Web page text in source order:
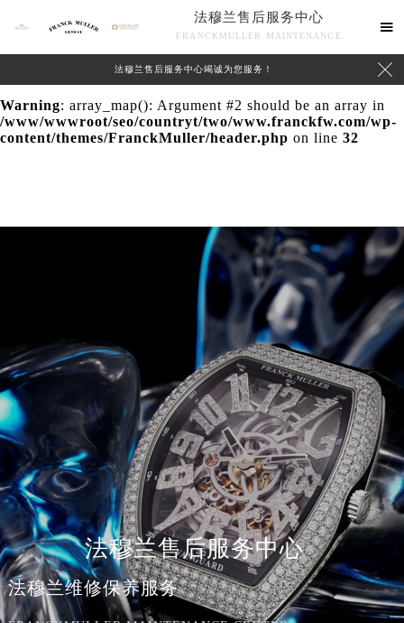
Warning: extract() expects parameter 1 to be array, null
/www/wwwroot/seo/countryt/two/www.franckfw.com/wp-
content/themes/FranckMuller/header.php
Warning: array_map(): Argument #2 should be an array in
/www/wwwroot/seo/countryt/two/www.franckfw.com/wp-
content/themes/FranckMuller/header.php on line 32
法穆兰售后服务中心
FRANCKMULLER MAINTENANCE

法穆兰售后服务中心竭诚为您服务！ 
法穆兰售后服务中心
法穆兰维修保养服务